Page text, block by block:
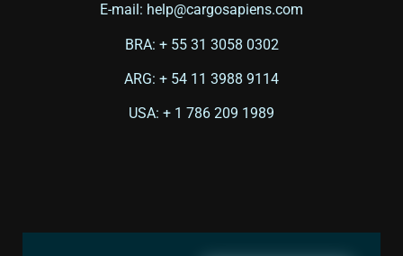
E-mail: help@cargosapiens.com
BRA: + 55 31 3058 0302
ARG: + 54 11 3988 9114
USA: + 1 786 209 1989